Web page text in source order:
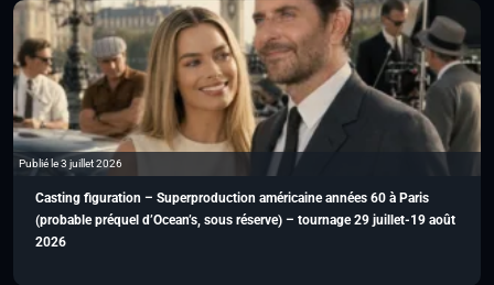
Publié le 3 juillet 2026
Casting figuration – Superproduction américaine années 60 à Paris
(probable préquel d’Ocean’s, sous réserve) – tournage 29 juillet-19 août
2026